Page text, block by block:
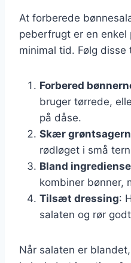
At forberede
peberfrugt er en
minimal tid. Følg
Forbered
bruger tørrede,
på dåse.
Skær
rødløget i små
Bland
kombiner bønner,
Tilsæt dressing:
salaten og rør
Når salaten er